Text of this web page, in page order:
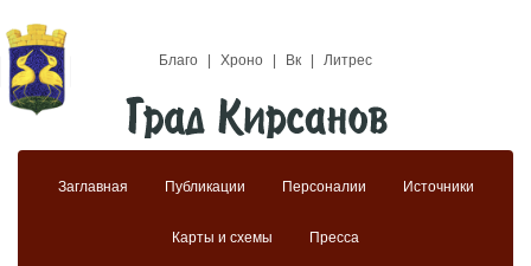
Благо Хроно Вк Литрес
Заглавная Публикации Персоналии Источники
Карты и схемы Пресса